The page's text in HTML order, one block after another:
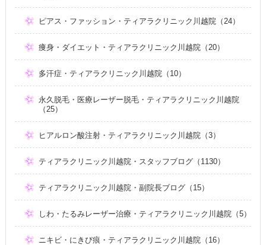
ピアス・ファッション・ティアラクリニック川越院（24）
痩身・ダイエット・ティアラクリニック川越院（20）
多汗症・ティアラクリニック川越院（10）
永久脱毛・医療レーザー脱毛・ティアラクリニック川越院
（25）
ヒアルロン酸注射・ティアラクリニック川越院（3）
ティアラクリニック川越院・スタッフブログ（1130）
ティアラクリニック川越院・副院長ブログ（15）
しわ・たるみレーザー治療・ティアラクリニック川越院（5）
ニキビ・にきび痕・ティアラクリニック川越院（16）